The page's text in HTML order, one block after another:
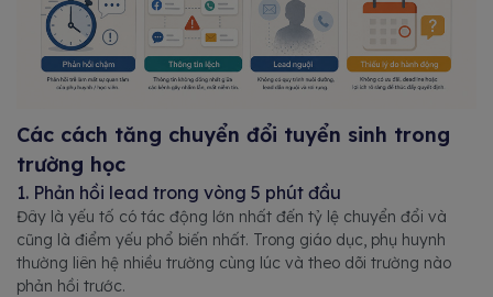
Các cách tăng chuyển đổi tuyển sinh trong
trường học
1. Phản hồi lead trong vòng 5 phút đầu
Đây là yếu tố có tác động lớn nhất đến tỷ lệ chuyển đổi và
cũng là điểm yếu phổ biến nhất. Trong giáo dục, phụ huynh
thường liên hệ nhiều trường cùng lúc và theo dõi trường nào
phản hồi trước.